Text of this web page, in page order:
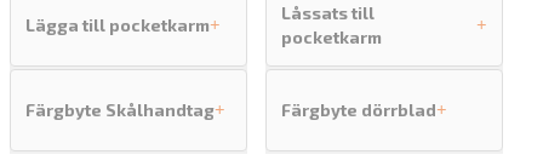
Lägga till pocketkarm+
Låssats till
pocketkarm
+
Färgbyte Skålhandtag+ Färgbyte dörrblad+